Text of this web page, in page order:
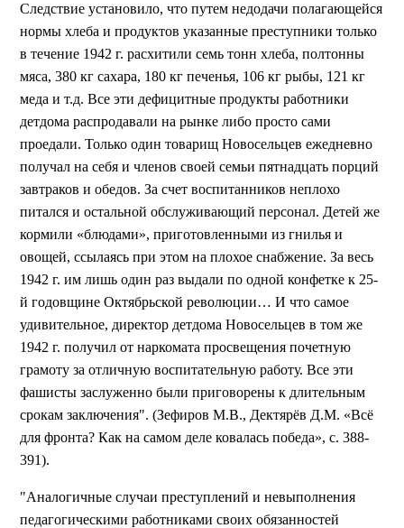
Следствие установило, что путем недодачи полагающейся
нормы хлеба и продуктов указанные преступники только
в течение 1942 г. расхитили семь тонн хлеба, полтонны
мяса, 380 кг сахара, 180 кг печенья, 106 кг рыбы, 121 кг
меда и т.д. Все эти дефицитные продукты работники
детдома распродавали на рынке либо просто сами
проедали. Только один товарищ Новосельцев ежедневно
получал на себя и членов своей семьи пятнадцать порций
завтраков и обедов. За счет воспитанников неплохо
питался и остальной обслуживающий персонал. Детей же
кормили «блюдами», приготовленными из гнилья и
овощей, ссылаясь при этом на плохое снабжение. За весь
1942 г. им лишь один раз выдали по одной конфетке к 25-
й годовщине Октябрьской революции… И что самое
удивительное, директор детдома Новосельцев в том же
1942 г. получил от наркомата просвещения почетную
грамоту за отличную воспитательную работу. Все эти
фашисты заслуженно были приговорены к длительным
срокам заключения". (Зефиров М.В., Дектярёв Д.М. «Всё
для фронта? Как на самом деле ковалась победа», с. 388-
391).
"Аналогичные случаи преступлений и невыполнения
педагогическими работниками своих обязанностей